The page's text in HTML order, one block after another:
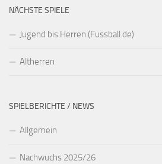
NÄCHSTE SPIELE
Jugend bis Herren (Fussball.de)
Altherren
SPIELBERICHTE / NEWS
Allgemein
Nachwuchs 2025/26